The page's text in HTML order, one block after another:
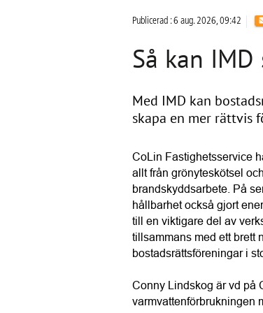
Publicerad : 6 aug. 2026, 09:42
Så kan
Med IMD kan
skapa en mer rättvis
CoLin Fastighetsservice
allt från grönyteskötsel
brandskyddsarbete. På
hållbarhet också gjort
till en viktigare del av
tillsammans med ett brett
bostadsrättsföreningar i
Conny Lindskog är vd på
varmvattenförbrukningen